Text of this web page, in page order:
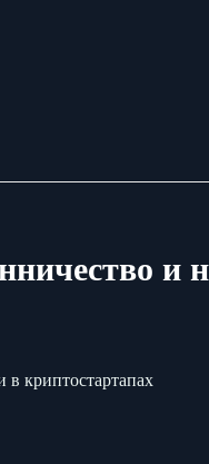
и
в криптостартапах